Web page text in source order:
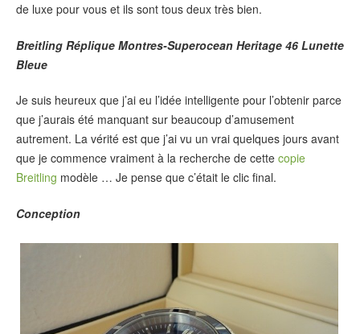
de luxe pour vous et ils sont tous deux très bien.
Breitling Réplique Montres-Superocean Heritage 46 Lunette
Bleue
Je suis heureux que j’ai eu l’idée intelligente pour l’obtenir parce
que j’aurais été manquant sur beaucoup d’amusement
autrement. La vérité est que j’ai vu un vrai quelques jours avant
que je commence vraiment à la recherche de cette copie
Breitling modèle … Je pense que c’était le clic final.
Conception